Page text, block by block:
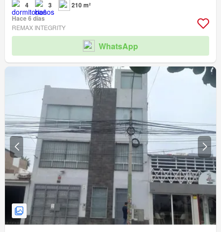
4 3
210 m²
Hace 6 días
REMAX INTEGRITY
WhatsApp